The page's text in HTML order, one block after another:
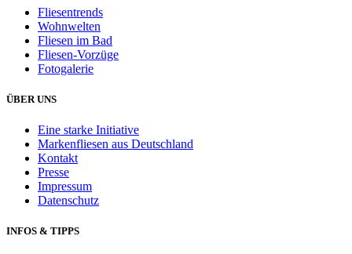
Fliesentrends
Wohnwelten
Fliesen im Bad
Fliesen-Vorzüge
Fotogalerie
ÜBER UNS
Eine starke Initiative
Markenfliesen aus Deutschland
Kontakt
Presse
Impressum
Datenschutz
INFOS & TIPPS